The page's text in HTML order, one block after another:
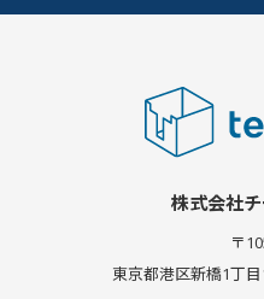
株式会社
〒
東京都港区新橋1丁